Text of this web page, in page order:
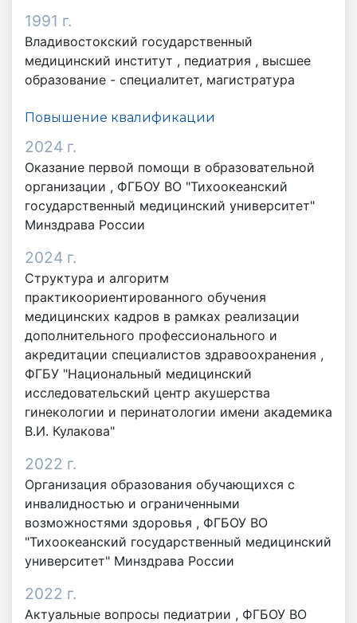
1991 г.
Владивостокский государственный
медицинский институт , педиатрия , высшее
образование - специалитет, магистратура
Повышение квалификации
2024 г.
Оказание первой помощи в образовательной
организации , ФГБОУ ВО "Тихоокеанский
государственный медицинский университет"
Минздрава России
2024 г.
Структура и алгоритм
практикоориентированного обучения
медицинских кадров в рамках реализации
дополнительного профессионального и
акредитации специалистов здравоохранения ,
ФГБУ "Национальный медицинский
исследовательский центр акушерства
гинекологии и перинатологии имени академика
В.И. Кулакова"
2022 г.
Организация образования обучающихся с
инвалидностью и ограниченными
возможностями здоровья , ФГБОУ ВО
"Тихоокеанский государственный медицинский
университет" Минздрава России
2022 г.
Актуальные вопросы педиатрии , ФГБОУ ВО